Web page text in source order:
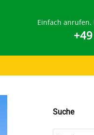
Einfach anrufen.
Suche